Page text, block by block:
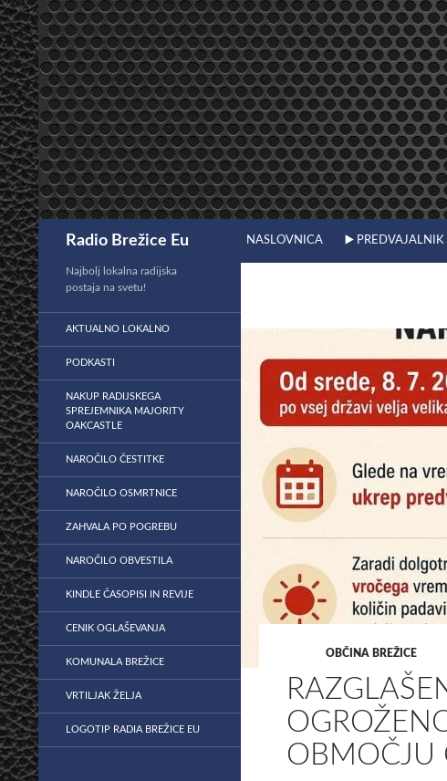
Preskoči
na
vsebino
Radio Brežice Eu NASLOVNICA ▶️ PREDVAJALNIK
OBČINA BREŽICE
OBMOČJU
Najbolj lokalna radijska
postaja na svetu!
AKTUALNO LOKALNO
PODKASTI
NAKUP RADIJSKEGA
SPREJEMNIKA MAJORITY
OAKCASTLE
NAROČILO ČESTITKE
NAROČILO OSMRTNICE
ZAHVALA PO POGREBU
NAROČILO OBVESTILA
KINDLE ČASOPISI IN REVIJE
CENIK OGLAŠEVANJA
KOMUNALA BREŽICE
VRTILJAK ŽELJA
LOGOTIP RADIA BREŽICE EU